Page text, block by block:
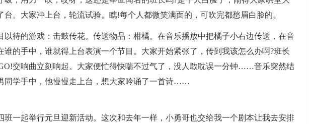
台。大家冲上台，轮流试验。瞧!每个人都微笑满面的，可吹完都愁眉白脸的。
以待的游戏：击鼓传花。传送物品：柑橘。在音乐播放中把橘子小右边传送，在音
谁的手中，谁就得上台表演一个节目。大家开始紧张了，传到我该怎么办啊?班长
交响曲立刻响起。大家便忙得快喘不过气了，没人敢耽误一分钟……音乐突然结
同学手中，他慢慢走上台，想大家吟诵了一首诗……
班一起举行元旦迎新活动。这次和去年一样，小勇哥也交给我一个剧本让我去安排